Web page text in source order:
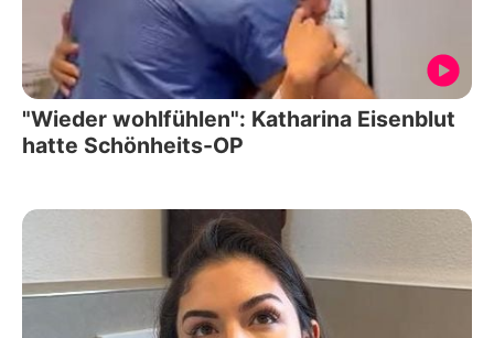
"Wieder wohlfühlen": Katharina Eisenblut
hatte Schönheits-OP